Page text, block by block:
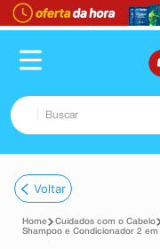
Buscar
1º fralda
2º dipirona
Voltar
Cuidados com o Cabelo
Shampoo e Condicionador 2